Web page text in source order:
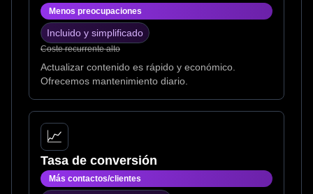
Menos preocupaciones
Incluido y simplificado
Coste recurrente alto
Actualizar contenido es rápido y económico.
Ofrecemos mantenimiento diario.
📈
Tasa de conversión
Más contactos/clientes